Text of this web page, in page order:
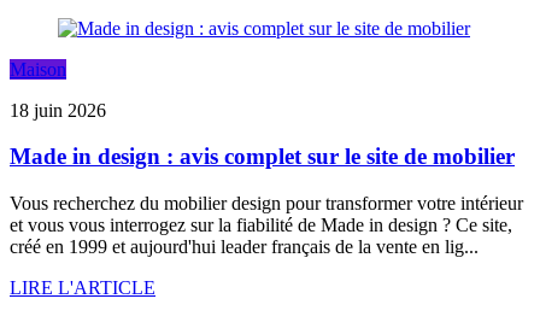
Maison
18 juin 2026
Made in design : avis complet sur le site de mobilier
Vous recherchez du mobilier design pour transformer votre intérieur
et vous vous interrogez sur la fiabilité de Made in design ? Ce site,
créé en 1999 et aujourd'hui leader français de la vente en lig...
LIRE L'ARTICLE